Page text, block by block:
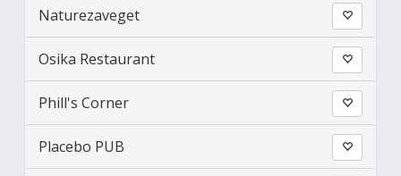
Naturezaveget
Osika Restaurant
Phill's Corner
Placebo PUB